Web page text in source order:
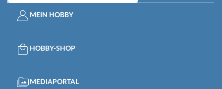
MEIN HOBBY
HOBBY-SHOP
MEDIAPORTAL